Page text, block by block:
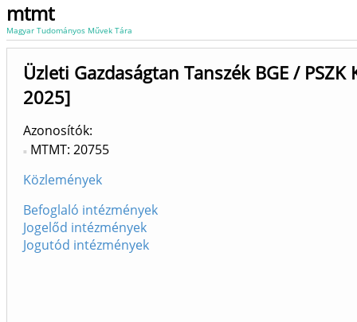
mtmt
Magyar Tudományos Művek Tára
Üzleti Gazdaságtan Tanszék BGE / PSZK
2025]
Azonosítók
MTMT: 20755
Közlemények
Befoglaló intézmények
Jogelőd intézmények
Jogutód intézmények